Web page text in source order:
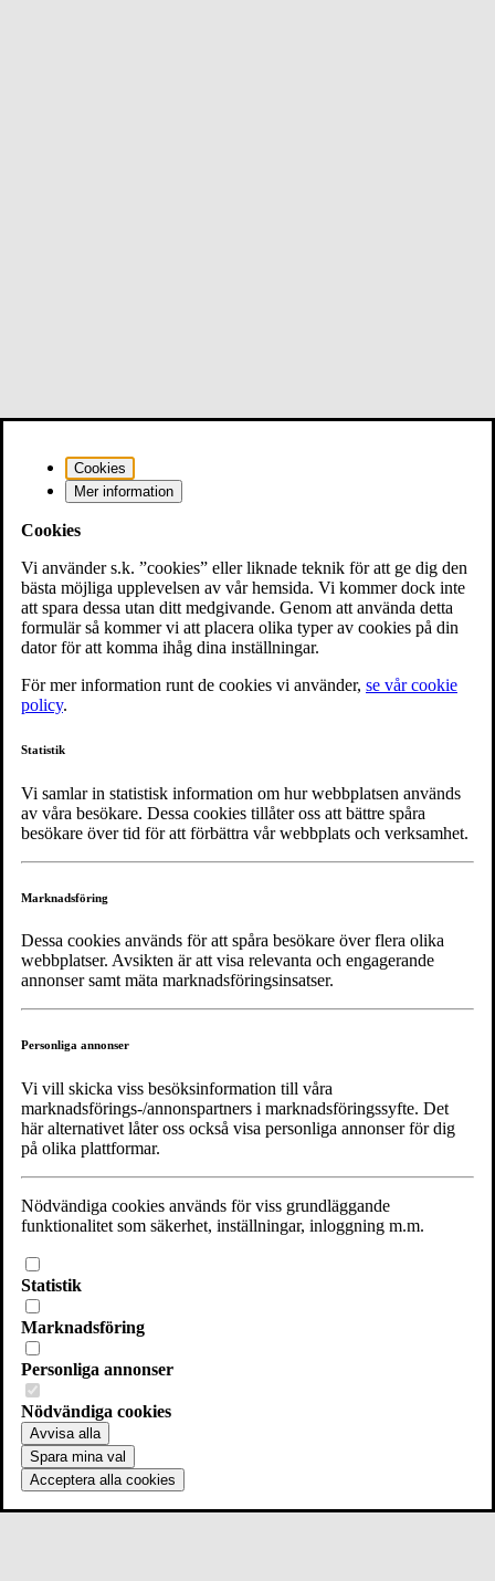
Cookies
Mer information
Cookies
Vi använder s.k. ”cookies” eller liknade teknik för att ge dig den
bästa möjliga upplevelsen av vår hemsida. Vi kommer dock inte
att spara dessa utan ditt medgivande. Genom att använda detta
formulär så kommer vi att placera olika typer av cookies på din
dator för att komma ihåg dina inställningar.
För mer information runt de cookies vi använder, se vår cookie
policy.
Statistik
Vi samlar in statistisk information om hur webbplatsen används
av våra besökare. Dessa cookies tillåter oss att bättre spåra
besökare över tid för att förbättra vår webbplats och verksamhet.
Marknadsföring
Dessa cookies används för att spåra besökare över flera olika
webbplatser. Avsikten är att visa relevanta och engagerande
annonser samt mäta marknadsföringsinsatser.
Personliga annonser
Vi vill skicka viss besöksinformation till våra
marknadsförings-/annonspartners i marknadsföringssyfte. Det
här alternativet låter oss också visa personliga annonser för dig
på olika plattformar.
Nödvändiga cookies används för viss grundläggande
funktionalitet som säkerhet, inställningar, inloggning m.m.
Statistik
Marknadsföring
Personliga annonser
Nödvändiga cookies
Avvisa alla
Spara mina val
Acceptera alla cookies